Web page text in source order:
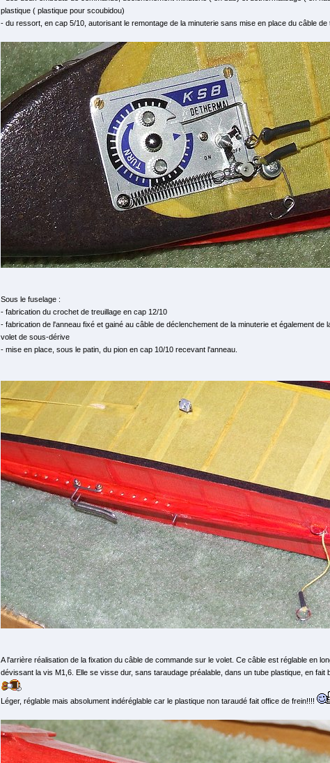
plastique ( plastique pour scoubidou)
- du ressort, en cap 5/10, autorisant le remontage de la minuterie sans mise en place du câble de
Sous le fuselage :
- fabrication du crochet de treuillage en cap 12/10
- fabrication de l'anneau fixé et gainé au câble de déclenchement de la minuterie et également de
volet de sous-dérive
- mise en place, sous le patin, du pion en cap 10/10 recevant l'anneau.
A l'arrière réalisation de la fixation du câble de commande sur le volet. Ce câble est réglable en
dévissant la vis M1,6. Elle se visse dur, sans taraudage préalable, dans un tube plastique, en fait
Léger, réglable mais absolument indéréglable car le plastique non taraudé fait office de frein!!!!